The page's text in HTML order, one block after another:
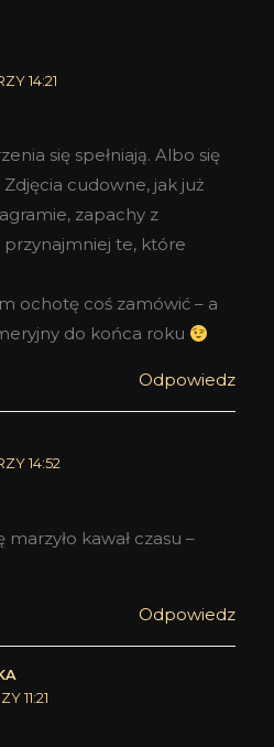
14:21
się spełniają. Albo się
Zdjęcia cudowne, jak już
zapachy z
te, które
ochotę coś zamówić – a
do końca roku
Odpowiedz
14:52
kawał czasu –
Odpowiedz
11:21